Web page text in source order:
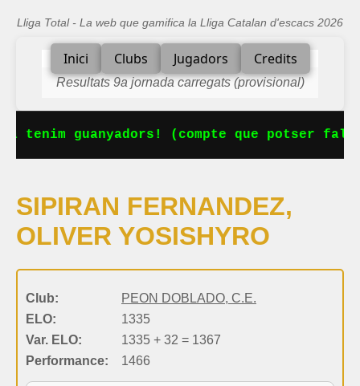
Lliga Total - La web que gamifica la Lliga Catalan d'escacs 2026
Inici Clubs Jugadors Credits
Resultats 9a jornada carregats (provisional)
tenim guanyadors! (compte que potser
SIPIRAN FERNANDEZ,
OLIVER YOSISHYRO
Club:
PEON DOBLADO, C.E.
ELO:
1335
Var. ELO:
1335 + 32 = 1367
Performance:
1466